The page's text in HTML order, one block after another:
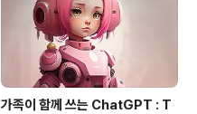
가족이 함께 쓰는 ChatGPT : T